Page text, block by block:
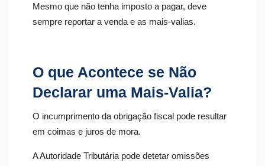
Mesmo que não tenha imposto a pagar, deve
sempre reportar a venda e as mais-valias.
O que Acontece se Não
Declarar uma Mais-Valia?
O incumprimento da obrigação fiscal pode resultar
em coimas e juros de mora.
A Autoridade Tributária pode detetar omissões